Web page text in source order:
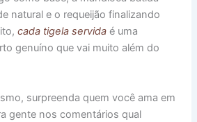
natural e o requeijão finalizando
cada tigela servida é uma
genuíno que vai muito além do
surpreenda quem você ama em
gente nos comentários qual